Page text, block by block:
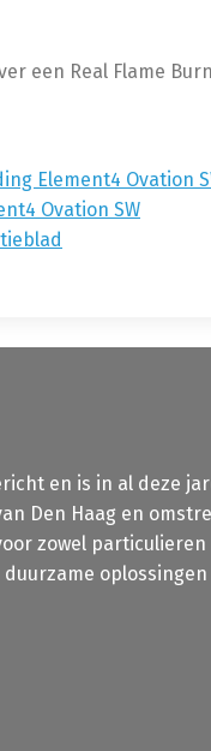
een Real Flame
Element4 Ovation
Ovation SW
en is in al deze
Den Haag en
zowel
oplossingen